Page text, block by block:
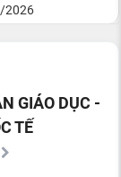
GIÁO DỤC -
TẾ